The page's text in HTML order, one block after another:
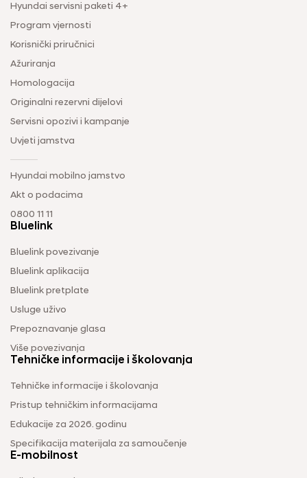
Hyundai servisni paketi 4+
Program vjernosti
Korisnički priručnici
Ažuriranja
Homologacija
Originalni rezervni dijelovi
Servisni opozivi i kampanje
Uvjeti jamstva
Hyundai mobilno jamstvo
Akt o podacima
0800 11 11
Bluelink
Bluelink povezivanje
Bluelink aplikacija
Bluelink pretplate
Usluge uživo
Prepoznavanje glasa
Više povezivanja
Tehničke informacije i školovanja
Tehničke informacije i školovanja
Pristup tehničkim informacijama
Edukacije za 2026. godinu
Specifikacija materijala za samoučenje
E-mobilnost